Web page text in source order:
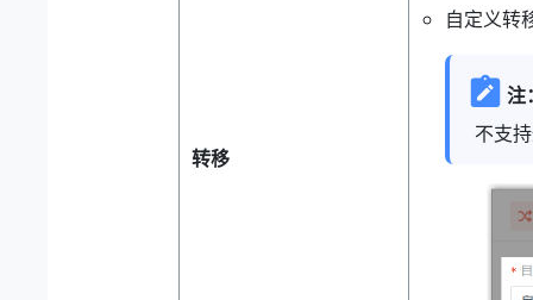
转移
自定义转
注
不支